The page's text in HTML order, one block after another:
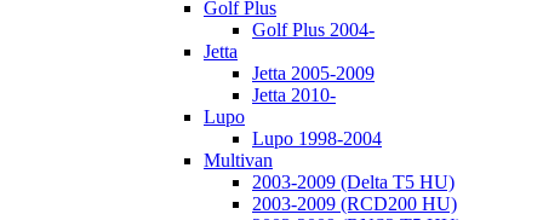
Golf Plus
Golf Plus 2004-
Jetta
Jetta 2005-2009
Jetta 2010-
Lupo
Lupo 1998-2004
Multivan
2003-2009 (Delta T5 HU)
2003-2009 (RCD200 HU)